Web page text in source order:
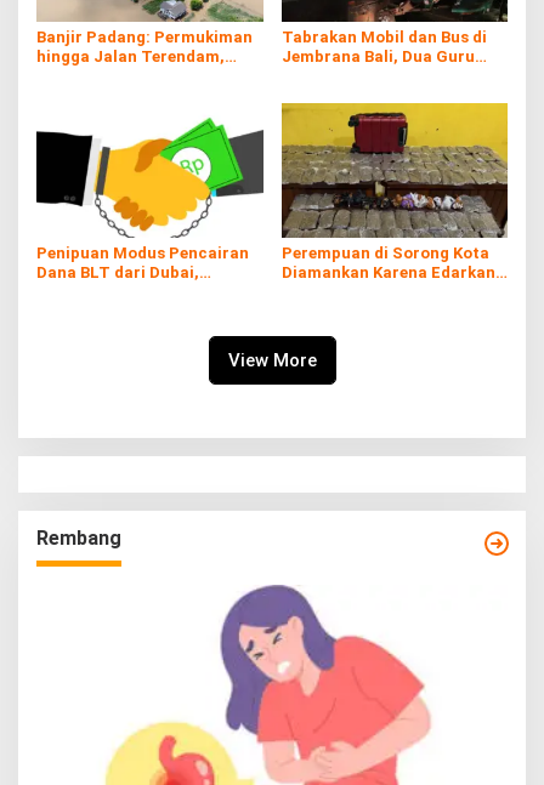
Banjir Padang: Permukiman
hingga Jalan Terendam,
Tabrakan Mobil dan Bus di
Jembrana Bali, Dua Guru
Penipuan Modus Pencairan
Dana BLT dari Dubai,
Perempuan di Sorong Kota
Diamankan Karena Edarkan
View More
Rembang